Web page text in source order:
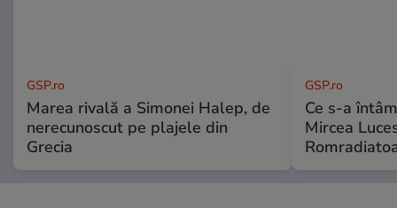
GSP.ro
Marea rivală a Simonei Halep, de
nerecunoscut pe plajele din
Grecia
GSP.ro
Ce s-a
Mircea